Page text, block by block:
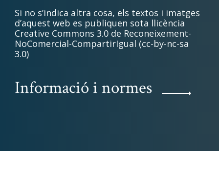
Si no s’indica altra cosa, els textos i imatges
d’aquest web es publiquen sota llicència
Creative Commons 3.0 de Reconeixement-
NoComercial-CompartirIgual (cc-by-nc-sa
3.0)
Informació i normes